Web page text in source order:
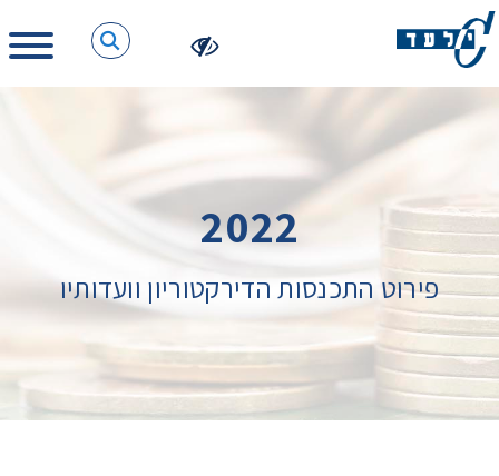
2022
פירוט התכנסות הדירקטוריון וועדותיו